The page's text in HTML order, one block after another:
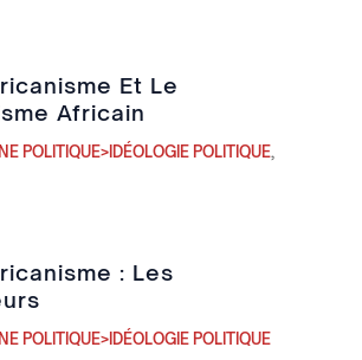
Et Le
Africain
POLITIQUE>IDÉOLOGIE POLITIQUE,
: Les
POLITIQUE>IDÉOLOGIE POLITIQUE